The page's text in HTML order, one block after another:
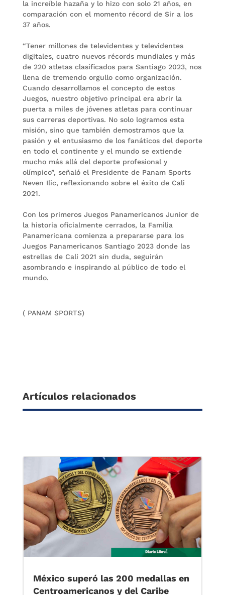
la increíble hazaña y lo hizo con solo 21 años, en
comparación con el momento récord de Sir a los
37 años.
“Tener millones de televidentes y televidentes
digitales, cuatro nuevos récords mundiales y más
de 220 atletas clasificados para Santiago 2023, nos
llena de tremendo orgullo como organización.
Cuando desarrollamos el concepto de estos
Juegos, nuestro objetivo principal era abrir la
puerta a miles de jóvenes atletas para continuar
sus carreras deportivas. No solo logramos esta
misión, sino que también demostramos que la
pasión y el entusiasmo de los fanáticos del deporte
en todo el continente y el mundo se extiende
mucho más allá del deporte profesional y
olímpico”, señaló el Presidente de Panam Sports
Neven Ilic, reflexionando sobre el éxito de Cali
2021.
Con los primeros Juegos Panamericanos Junior de
la historia oficialmente cerrados, la Familia
Panamericana comienza a prepararse para los
Juegos Panamericanos Santiago 2023 donde las
estrellas de Cali 2021 sin duda, seguirán
asombrando e inspirando al público de todo el
mundo.
( PANAM SPORTS)
Artículos relacionados
México superó las 200 medallas en
Centroamericanos y del Caribe